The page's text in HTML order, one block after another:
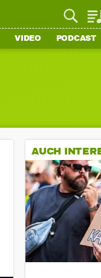
VIDEO PODCAST
AUCH